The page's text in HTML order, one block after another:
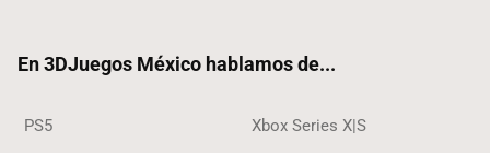
En 3DJuegos México hablamos de...
PS5 Xbox Series X|S